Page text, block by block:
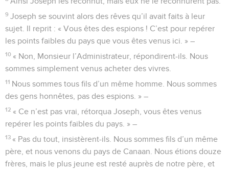
9 Joseph se souvint alors des rêves qu’il avait faits à leur
sujet. Il reprit : « Vous êtes des espions ! C’est pour repérer
les points faibles du pays que vous êtes venus ici. » –
10 « Non, Monsieur l’Administrateur, répondirent-ils. Nous
sommes simplement venus acheter des vivres.
11 Nous sommes tous fils d’un même homme. Nous sommes
des gens honnêtes, pas des espions. » –
12 « Ce n’est pas vrai, rétorqua Joseph, vous êtes venus
repérer les points faibles du pays. » –
13 « Pas du tout, insistèrent-ils. Nous sommes fils d’un même
père, et nous venons du pays de Canaan. Nous étions douze
frères, mais le plus jeune est resté auprès de notre père, et